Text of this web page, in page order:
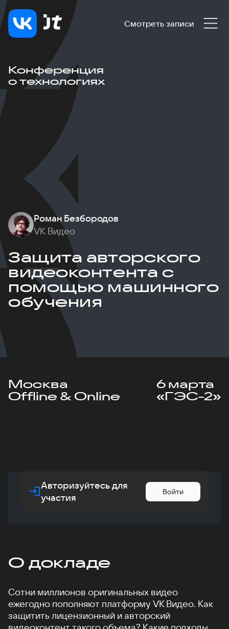
Смотреть записи
Конференция
о технологиях
Роман Безбородов
VK Видео
Защита авторского
видеоконтента с
помощью машинного
обучения
Москва
Offline & Online
6 марта
«ГЭС-2»
Авторизуйтесь для
участия
Войти
О докладе
Сотни миллионов оригинальных видео
ежегодно пополняют платформу VK Видео. Как
защитить лицензионный и авторский